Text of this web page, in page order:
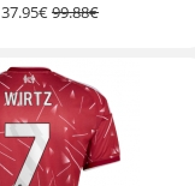
37.95€99.88€